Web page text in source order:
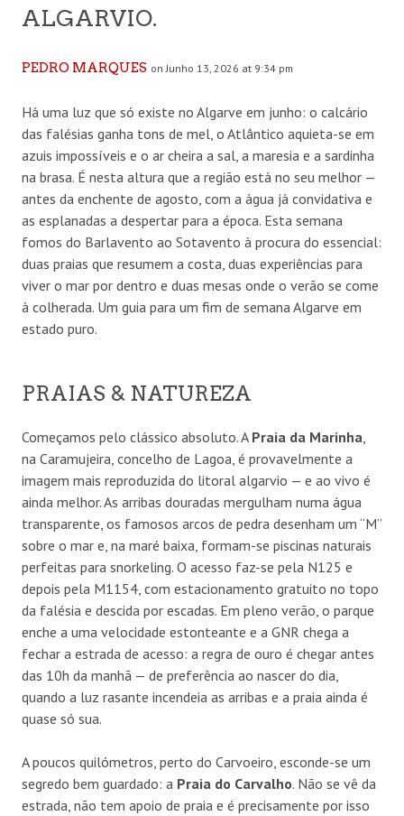
ALGARVIO.
PEDRO MARQUES on Junho 13, 2026 at 9:34 pm
Há uma luz que só existe no Algarve em junho: o calcário
das falésias ganha tons de mel, o Atlântico aquieta-se em
azuis impossíveis e o ar cheira a sal, a maresia e a sardinha
na brasa. É nesta altura que a região está no seu melhor —
antes da enchente de agosto, com a água já convidativa e
as esplanadas a despertar para a época. Esta semana
fomos do Barlavento ao Sotavento à procura do essencial:
duas praias que resumem a costa, duas experiências para
viver o mar por dentro e duas mesas onde o verão se come
à colherada. Um guia para um fim de semana Algarve em
estado puro.
PRAIAS & NATUREZA
Começamos pelo clássico absoluto. A Praia da Marinha
na Caramujeira, concelho de Lagoa, é provavelmente a
imagem mais reproduzida do litoral algarvio — e ao vivo é
ainda melhor. As arribas douradas mergulham numa água
transparente, os famosos arcos de pedra desenham um “M”
sobre o mar e, na maré baixa, formam-se piscinas naturais
perfeitas para snorkeling. O acesso faz-se pela N125 e
depois pela M1154, com estacionamento gratuito no topo
da falésia e descida por escadas. Em pleno verão, o parque
enche a uma velocidade estonteante e a GNR chega a
fechar a estrada de acesso: a regra de ouro é chegar antes
das 10h da manhã — de preferência ao nascer do dia,
quando a luz rasante incendeia as arribas e a praia ainda é
quase só sua.
A poucos quilómetros, perto do Carvoeiro, esconde-se um
segredo bem guardado: a Praia do Carvalho. Não se vê da
estrada, não tem apoio de praia e é precisamente por isso